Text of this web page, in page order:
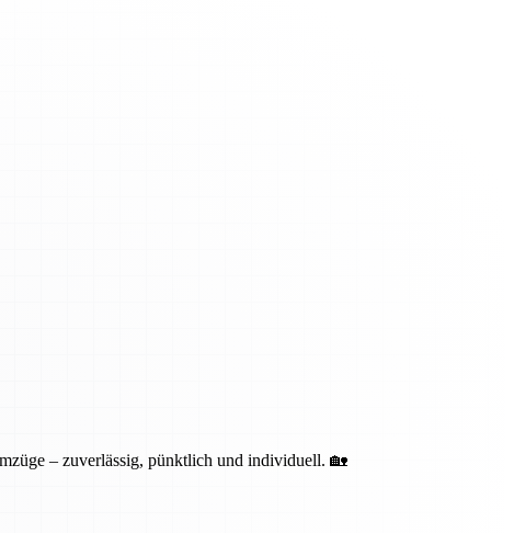
– zuverlässig, pünktlich und individuell. 🏡